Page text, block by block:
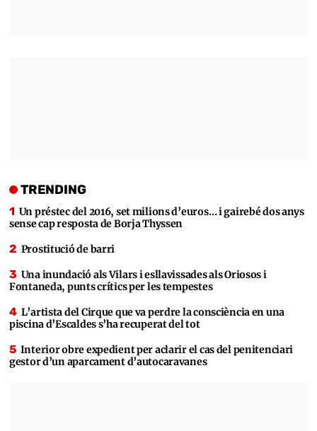
TRENDING
Un préstec del 2016, set milions d’euros… i gairebé dos anys
sense cap resposta de Borja Thyssen
Prostitució de barri
Una inundació als Vilars i esllavissades als Oriosos i
Fontaneda, punts crítics per les tempestes
L’artista del Cirque que va perdre la consciència en una
piscina d’Escaldes s’ha recuperat del tot
Interior obre expedient per aclarir el cas del penitenciari
gestor d’un aparcament d’autocaravanes